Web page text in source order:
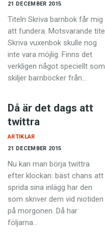
21 DECEMBER 2015
Titeln Skriva barnbok får mig
att fundera. Motsvarande titel
Skriva vuxenbok skulle nog
inte vara möjlig. Finns det
verkligen något speciellt som
skiljer barnböcker från…
Då är det dags att
twittra
21 DECEMBER 2015
ARTIKLAR
Nu kan man börja twittra
efter klockan: bäst chans att
sprida sina inlägg har den
som skriver dem vid niotiden
på morgonen. Då har
följarna…